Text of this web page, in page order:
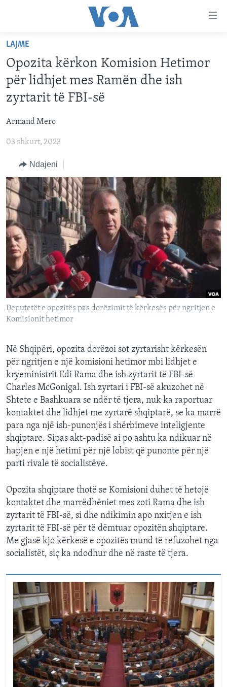
faqen
kryesore
Kalo
tek
faqja
Kalo
tek
FAQJA KRYESORE
KATEGORITË
AMERIKA
BOTA
MJEDISI
KULTURË
SHKENCË DHE TEKNOLOGJI
SHËNDETËSI
INTERVISTA
DITARI
DITARI
Learning English
FOLLOW US
Gjuhët
LAJME
Opozita kërkon Komision Hetimor
për lidhjet mes Ramën dhe ish
zyrtarit të FBI-së
Armand Mero
03 shkurt, 2023
Ndajeni
Deputetët e opozitës pas dorëzimit të kërkesës për ngritjen e
Komisionit hetimor
Në Shqipëri, opozita dorëzoi sot zyrtarisht kërkesën
për ngritjen e një komisioni hetimor mbi lidhjet e
kryeministrit Edi Rama dhe ish zyrtarit të FBI-së
Charles McGonigal. Ish zyrtari i FBI-së akuzohet në
Shtete e Bashkuara se ndër të tjera, nuk ka raportuar
kontaktet dhe lidhjet me zyrtarë shqiptarë, se ka marrë
para nga një ish-punonjës i shërbimeve inteligjente
shqiptare. Sipas akt-padisë ai po ashtu ka ndikuar në
hapjen e një hetimi për një lobist që punonte për një
parti rivale të socialistëve.
Opozita shqiptare thotë se Komisioni duhet të hetojë
kontaktet dhe marrëdhëniet mes zoti Rama dhe ish
zyrtarit të FBI-së, si dhe ndikimin apo nxitjen e ish
zyrtarit të FBI-së për të dëmtuar opozitën shqiptare.
Me gjasë kjo kërkesë e opozitës mund të refuzohet nga
socialistët, siç ka ndodhur dhe në raste të tjera.